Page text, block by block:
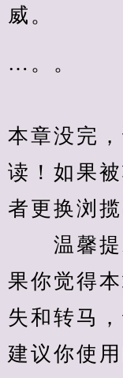
威。
…。。
本章没完
读！如果
者更换浏揽
温馨提
果你觉得
失和转马
建议你使